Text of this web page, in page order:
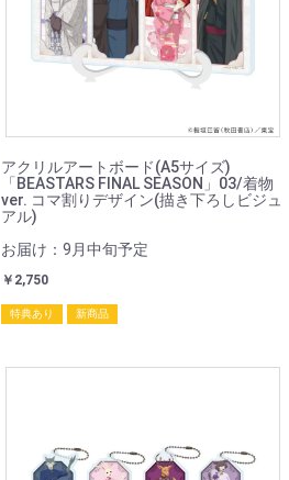
アクリルアートボード(A5サイズ)
「BEASTARS FINAL SEASON」03/着物
ver. コマ割りデザイン(描き下ろしビジュ
アル)
お届け：9月中旬予定
￥2,750
特典あり 新商品